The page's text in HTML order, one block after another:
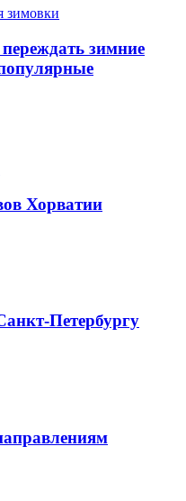
зимние
Хорватии
Петербургу